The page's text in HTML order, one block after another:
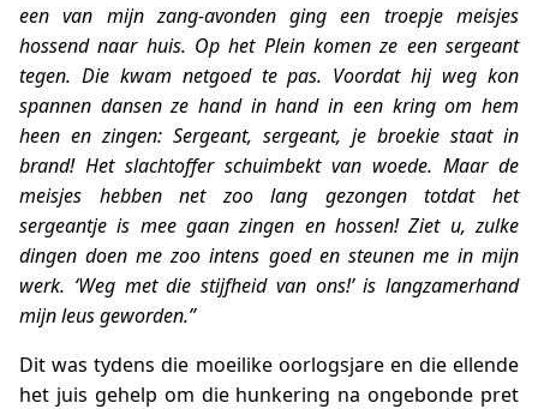
een van mijn zang-avonden ging een troepje meisjes
hossend naar huis. Op het Plein komen ze een sergeant
tegen. Die kwam netgoed te pas. Voordat hij weg kon
spannen dansen ze hand in hand in een kring om hem
heen en zingen: Sergeant, sergeant, je broekie staat in
brand! Het slachtoffer schuimbekt van woede. Maar de
meisjes hebben net zoo lang gezongen totdat het
sergeantje is mee gaan zingen en hossen! Ziet u, zulke
dingen doen me zoo intens goed en steunen me in mijn
werk. ‘Weg met die stijfheid van ons!’ is langzamerhand
mijn leus geworden.”
Dit was tydens die moeilike oorlogsjare en die ellende
het juis gehelp om die hunkering na ongebonde pret